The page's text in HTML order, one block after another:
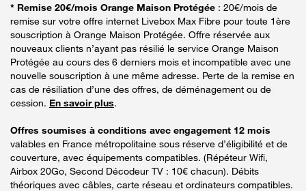
* Remise 20€/mois Orange Maison Protégée : 20€/mois de
remise sur votre offre internet Livebox Max Fibre pour toute 1ère
souscription à Orange Maison Protégée. Offre réservée aux
nouveaux clients n’ayant pas résilié le service Orange Maison
Protégée au cours des 6 derniers mois et incompatible avec une
nouvelle souscription à une même adresse. Perte de la remise en
cas de résiliation d’une des offres, de déménagement ou de
cession. En savoir plus.
Offres soumises à conditions avec engagement 12 mois
valables en France métropolitaine sous réserve d’éligibilité et de
couverture, avec équipements compatibles. (Répéteur Wifi,
Airbox 20Go, Second Décodeur TV : 10€ chacun). Débits
théoriques avec câbles, carte réseau et ordinateurs compatibles.